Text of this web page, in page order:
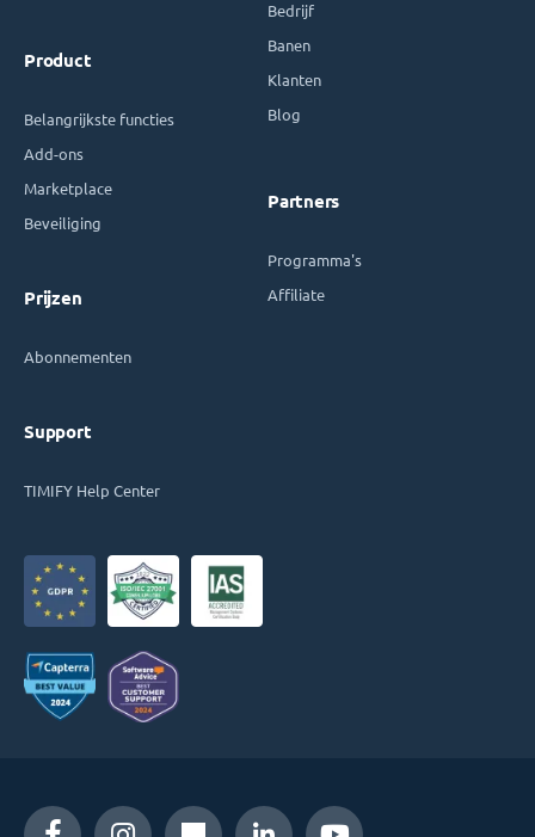
Product
Belangrijkste functies
Add-ons
Marketplace
Beveiliging
Prijzen
Abonnementen
Support
TIMIFY Help Center
Bedrijf
Banen
Klanten
Blog
Partners
Programma's
Affiliate